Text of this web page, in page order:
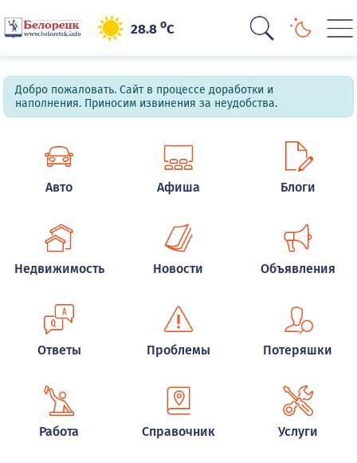
28.8oC
Добро пожаловать. Сайт в процессе доработки и
наполнения. Приносим извинения за неудобства.
Авто Афиша Блоги
Недвижимость Новости Объявления
Ответы Проблемы Потеряшки
Работа Справочник Услуги